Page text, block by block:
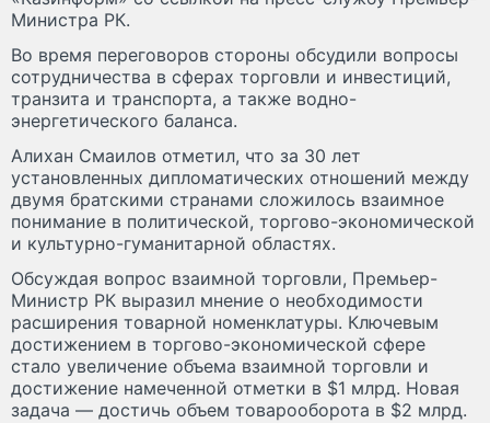
Министра РК.
Во время переговоров стороны обсудили вопросы
сотрудничества в сферах торговли и инвестиций,
транзита и транспорта, а также водно-
энергетического баланса.
Алихан Смаилов отметил, что за 30 лет
установленных дипломатических отношений между
двумя братскими странами сложилось взаимное
понимание в политической, торгово-экономической
и культурно-гуманитарной областях.
Обсуждая вопрос взаимной торговли, Премьер-
Министр РК выразил мнение о необходимости
расширения товарной номенклатуры. Ключевым
достижением в торгово-экономической сфере
стало увеличение объема взаимной торговли и
достижение намеченной отметки в $1 млрд. Новая
задача — достичь объем товарооборота в $2 млрд.